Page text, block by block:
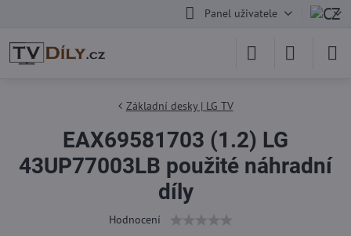
Panel uživatele
Základní desky | LG TV
EAX69581703 (1.2) LG
43UP77003LB použité náhradní
díly
Hodnocení